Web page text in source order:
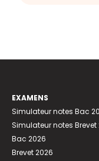
EXAMENS
Simulateur notes Bac
Simulateur notes Brevet
Bac 2026
Brevet 2026